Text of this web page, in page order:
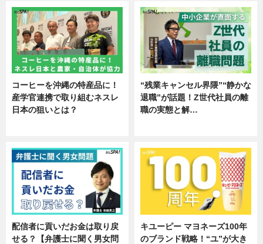
コーヒーを沖縄の特産品に！
産学官連携で取り組むネスレ
日本の狙いとは？
“残業キャンセル界隈”“静かな
退職”が話題！Z世代社員の離
職の実態と解…
配信者に貢いだお金は取り戻
せる？【弁護士に聞く男女問
キユーピー マヨネーズ100年
のブランド戦略！“ユ”が大き